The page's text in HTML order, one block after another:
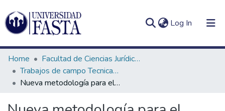
Log In (current)
Communities
Home
Facultad de Ciencias Jurídicas y Sociales
Trabajos de campo Tecnicatura en Criminalística
Nueva metodología para el levantamiento de una huella de mordedura